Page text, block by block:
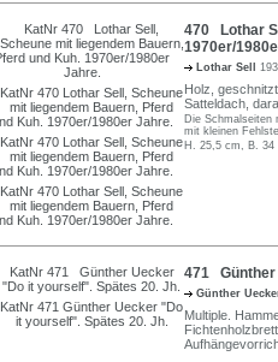
470 Lothar
1970er/
Lothar Sell
Holz,
Satteldach,
Die Schmalseiten
mit kleinen
H. 25,5 cm, B. 34
471 Günther
Günther
Multiple.